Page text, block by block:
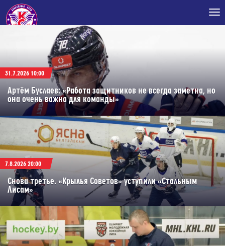
31.7.2026 10:00
Артём Буслаев: «Работа защитников не всегда заметна, но
она очень важна для команды»
7.8.2026 20:00
Снова третье. «Крылья Советов» уступили «Стальным
Лисам»